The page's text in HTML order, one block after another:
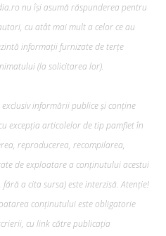
nu își asumă răspunderea pentru
cu atât mai mult a celor ce au
informații furnizate de terțe
(la solicitarea lor).
informării publice și conține
excepția articolelor de tip pamflet în
reproducerea, recompilarea,
de exploatare a conținutului acestui
a cita sursa) este interzisă. Atenție!
conținutului este obligatorie
cu link către publicația